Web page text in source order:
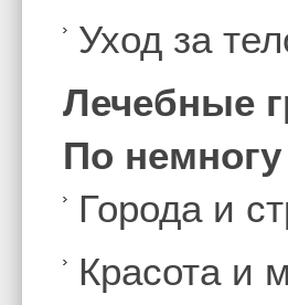
Уход за
Лечебные
По
Города и
Красота и